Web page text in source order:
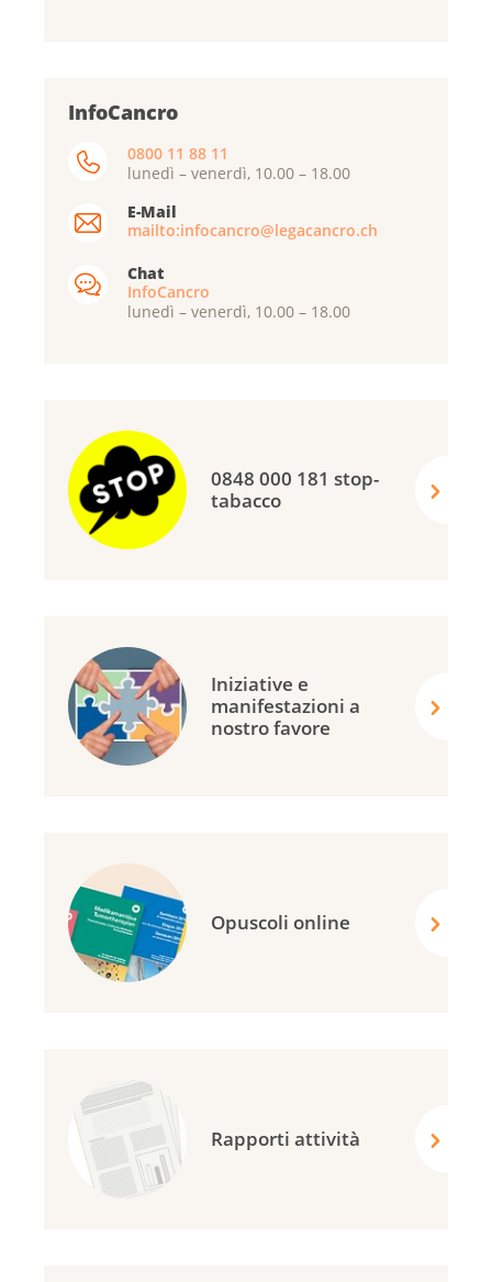
InfoCancro
0800 11 88 11
lunedì – venerdì, 10.00 – 18.00
E-Mail
mailto:infocancro@legacancro.ch
Chat
InfoCancro
lunedì – venerdì, 10.00 – 18.00
0848 000 181 stop-
tabacco
Iniziative e
manifestazioni a
nostro favore
Opuscoli online
Rapporti attività